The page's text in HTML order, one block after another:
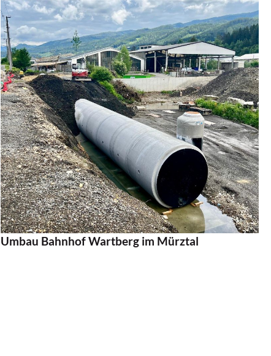
Auftraggeber:ÖBB-Infrastruktur AG
Projektgebiet:Mürztal, Steiermark
Projektlänge:5,17 km
Bearbeitete Projektphase:Infrastrukturentwicklung,
Einreichprojekt, Detailprojekt
Zeitraum:Beauftragung 2015, Inbetriebnahme 2024
Umbau Bahnhof Wartberg im Mürztal